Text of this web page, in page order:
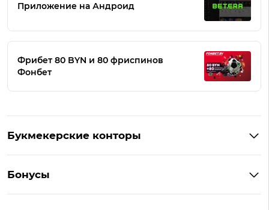
Приложение на Андроид
Фрибет 80 BYN и 80 фриспинов
Фонбет
Букмекерские конторы
Букмекеры на Андроид
Бонусы